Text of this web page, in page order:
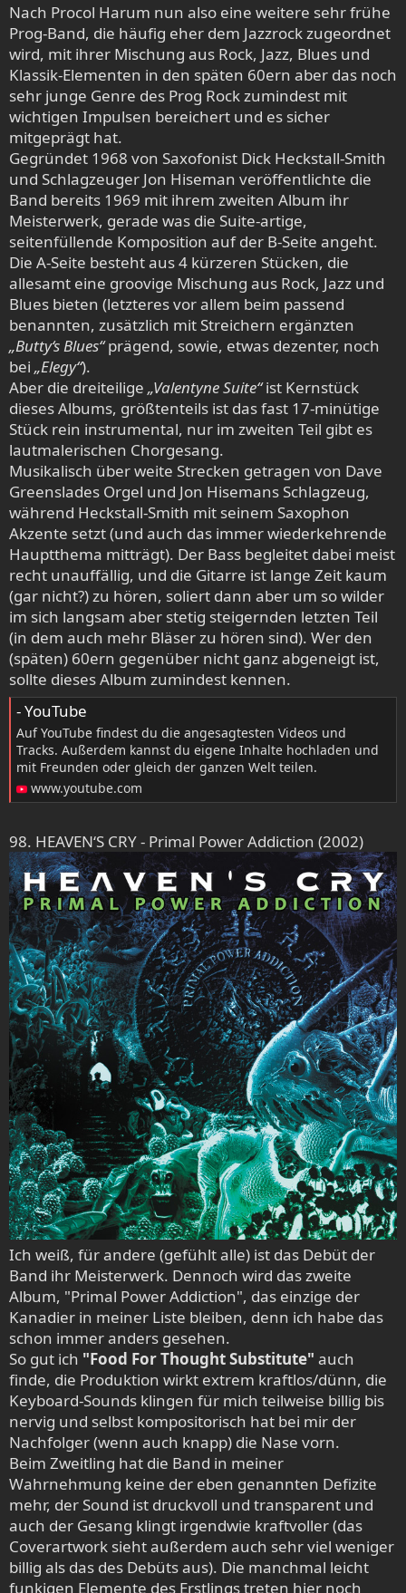
Nach Procol Harum nun also eine weitere sehr frühe
Prog-Band, die häufig eher dem Jazzrock zugeordnet
wird, mit ihrer Mischung aus Rock, Jazz, Blues und
Klassik-Elementen in den späten 60ern aber das noch
sehr junge Genre des Prog Rock zumindest mit
wichtigen Impulsen bereichert und es sicher
mitgeprägt hat.
Gegründet 1968 von Saxofonist Dick Heckstall-Smith
und Schlagzeuger Jon Hiseman veröffentlichte die
Band bereits 1969 mit ihrem zweiten Album ihr
Meisterwerk, gerade was die Suite-artige,
seitenfüllende Komposition auf der B-Seite angeht.
Die A-Seite besteht aus 4 kürzeren Stücken, die
allesamt eine groovige Mischung aus Rock, Jazz und
Blues bieten (letzteres vor allem beim passend
benannten, zusätzlich mit Streichern ergänzten
„Butty‘s Blues“prägend, sowie, etwas dezenter, noch
bei „Elegy“).
Aber die dreiteilige „Valentyne Suite“ist Kernstück
dieses Albums, größtenteils ist das fast 17-minütige
Stück rein instrumental, nur im zweiten Teil gibt es
lautmalerischen Chorgesang.
Musikalisch über weite Strecken getragen von Dave
Greenslades Orgel und Jon Hisemans Schlagzeug,
während Heckstall-Smith mit seinem Saxophon
Akzente setzt (und auch das immer wiederkehrende
Hauptthema mitträgt). Der Bass begleitet dabei meist
recht unauffällig, und die Gitarre ist lange Zeit kaum
(gar nicht?) zu hören, soliert dann aber um so wilder
im sich langsam aber stetig steigernden letzten Teil
(in dem auch mehr Bläser zu hören sind). Wer den
(späten) 60ern gegenüber nicht ganz abgeneigt ist,
sollte dieses Album zumindest kennen.
- YouTube
Auf YouTube findest du die angesagtesten Videos und
Tracks. Außerdem kannst du eigene Inhalte hochladen und
mit Freunden oder gleich der ganzen Welt teilen.
www.youtube.com
98. HEAVEN‘S CRY - Primal Power Addiction (2002)
Ich weiß, für andere (gefühlt alle) ist das Debüt der
Band ihr Meisterwerk. Dennoch wird das zweite
Album, "Primal Power Addiction", das einzige der
Kanadier in meiner Liste bleiben, denn ich habe das
schon immer anders gesehen.
So gut ich "Food For Thought Substitute" auch
finde, die Produktion wirkt extrem kraftlos/dünn, die
Keyboard-Sounds klingen für mich teilweise billig bis
nervig und selbst kompositorisch hat bei mir der
Nachfolger (wenn auch knapp) die Nase vorn.
Beim Zweitling hat die Band in meiner
Wahrnehmung keine der eben genannten Defizite
mehr, der Sound ist druckvoll und transparent und
auch der Gesang klingt irgendwie kraftvoller (das
Coverartwork sieht außerdem auch sehr viel weniger
billig als das des Debüts aus). Die manchmal leicht
funkigen Elemente des Erstlings treten hier noch